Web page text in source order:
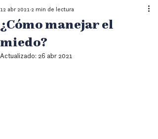
¿Cómo manejar el
miedo?
12 abr 2021 2 min de lectura
Actualizado: 26 abr 2021